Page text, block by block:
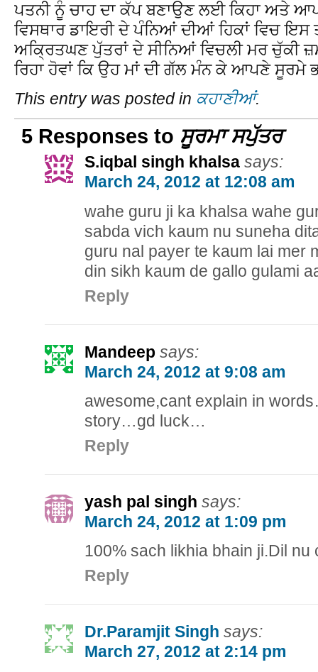
ਪਤਨੀ ਨੂੰ ਚਾਹ ਦਾ ਕੱਪ ਬਣਾਉਣ ਲਈ ਕਿਹਾ ਅਤੇ
ਵਿਸਥਾਰ ਡਾਇਰੀ ਦੇ ਪੰਨਿਆਂ ਦੀਆਂ ਹਿਕਾਂ ਵਿਚ ਇਸ
ਅਕ੍ਰਿਤਘਣ ਪੁੱਤਰਾਂ ਦੇ ਸੀਨਿਆਂ ਵਿਚਲੀ ਮਰ ਚੁੱਕੀ
ਰਿਹਾ ਹੋਵਾਂ ਕਿ ਉਹ ਮਾਂ ਦੀ ਗੱਲ ਮੰਨ ਕੇ ਆਪਣੇ ਸੂਰਮੇ
This entry was posted in ਕਹਾਣੀਆਂ.
5 Responses to ਸੂਰਮਾ ਸਪੁੱਤਰ
S.iqbal singh khalsa says:
March 24, 2012 at 12:08 am
wahe guru ji ka khalsa wahe
sabda vich kaum nu suneha
guru nal payer te kaum lai mer
din sikh kaum de gallo gulami
Reply
Mandeep says:
March 24, 2012 at 9:08 am
awesome,cant explain in
story…gd luck…
Reply
yash pal singh says:
March 24, 2012 at 1:09 pm
100% sach likhia bhain ji.Dil nu
Reply
Dr.Paramjit Singh says:
March 27, 2012 at 2:14 pm